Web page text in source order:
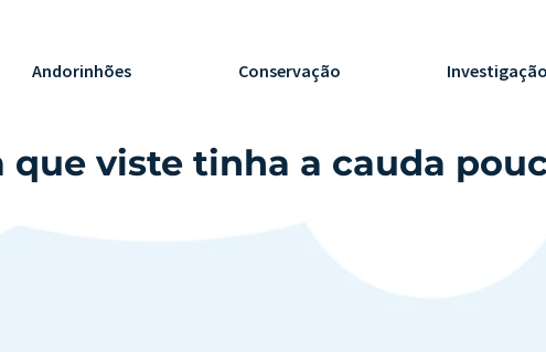
Andorinhões Conservação Investigação
que viste tinha a cauda